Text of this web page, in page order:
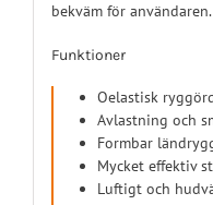
bekväm för
Funktioner
Oelastisk
Avlastning och
Formbar
Mycket effektiv
Luftigt och